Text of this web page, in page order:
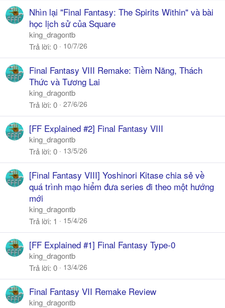
Nhìn lại "Final Fantasy: The Spirits Within" và bài
học lịch sử của Square
king_dragontb
Trả lời 0 10/7/26
Final Fantasy VIII Remake: Tiềm Năng, Thách
Thức và Tương Lai
king_dragontb
Trả lời 0 27/6/26
[FF Explained #2] Final Fantasy VIII
king_dragontb
Trả lời 0 13/5/26
[Final Fantasy VIII] Yoshinori Kitase chia sẻ về
quá trình mạo hiểm đưa series đi theo một hướng
mới
king_dragontb
Trả lời 1 15/4/26
[FF Explained #1] Final Fantasy Type-0
king_dragontb
Trả lời 0 13/4/26
Final Fantasy VII Remake Review
king_dragontb